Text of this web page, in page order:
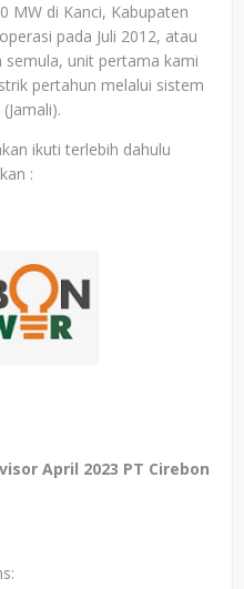
MW di Kanci, Kabupaten
pada Juli 2012, atau
semula, unit pertama kami
pertahun melalui sistem
ikuti terlebih dahulu
:
April 2023 PT Cirebon